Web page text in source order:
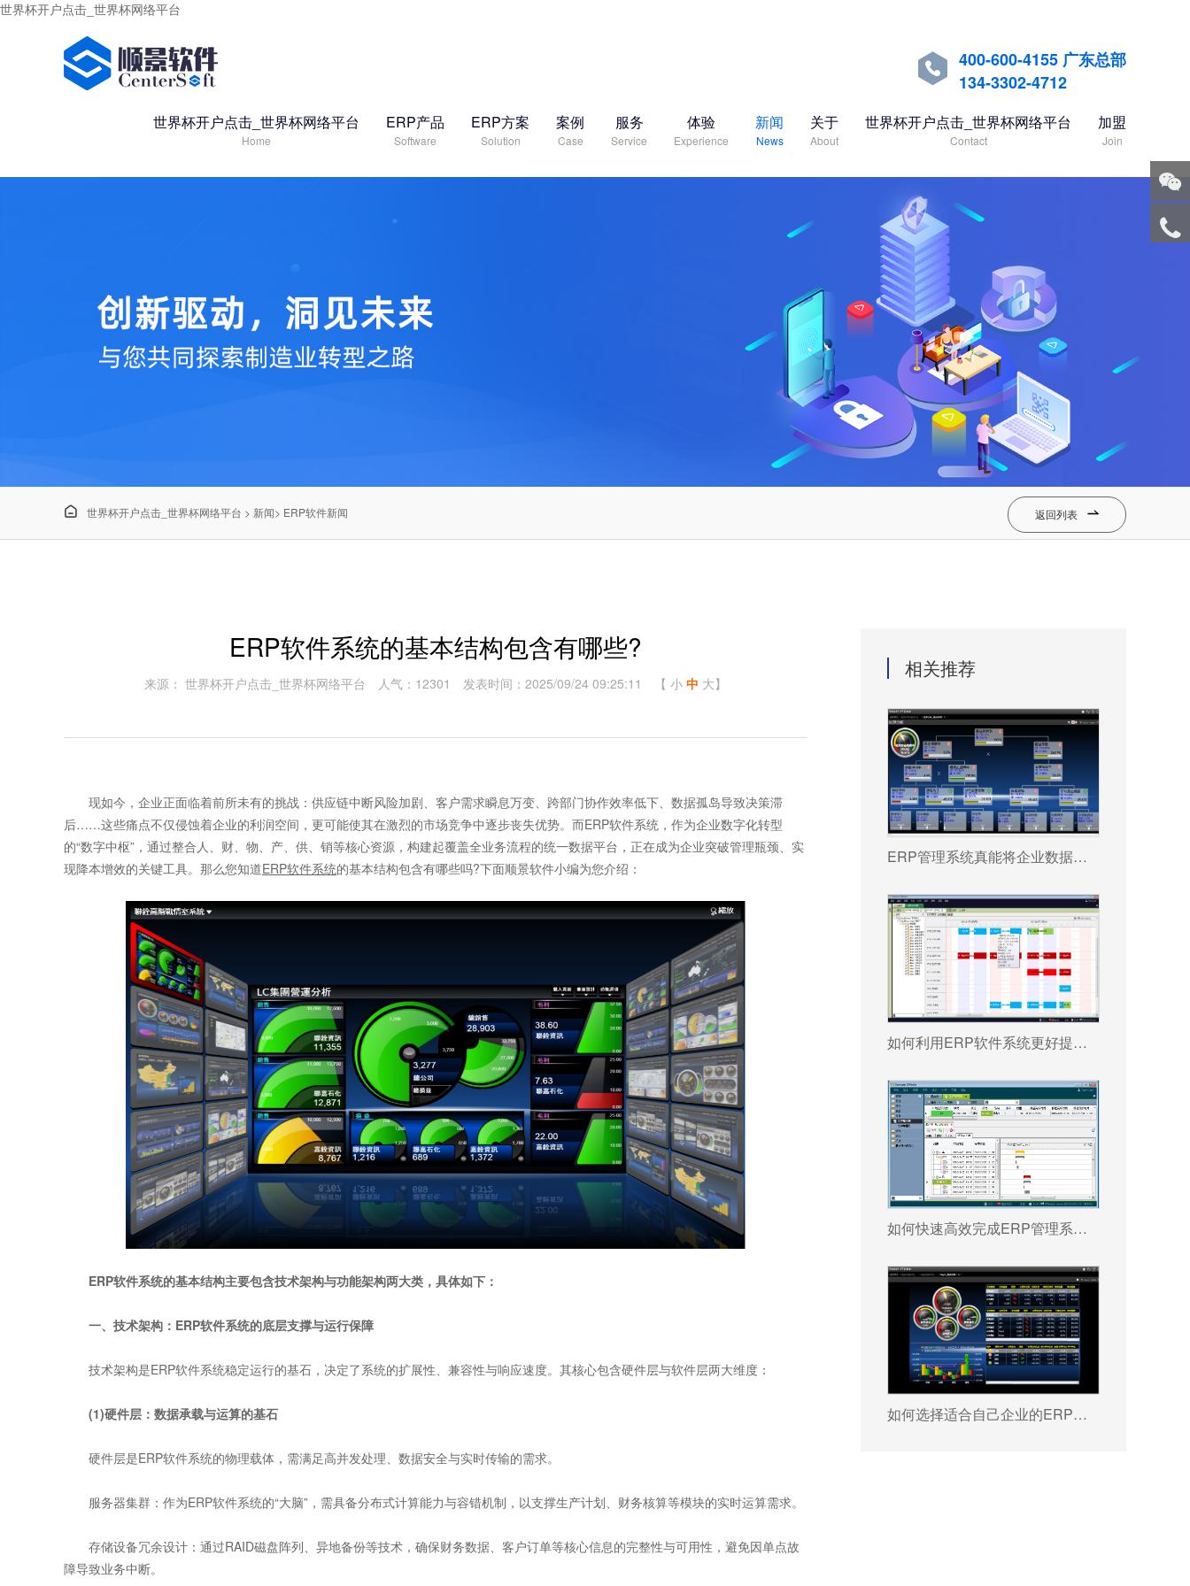
世界杯开户点击_世界杯网络平台

400-600-4155 广东总部
134-3302-4712
世界杯开户点击_世界杯网络平台
Home
ERP产品
Software
ERP方案
Solution
案例
Case
服务
Service
体验
Experience
新闻
News
关于
About
世界杯开户点击_世界杯网络平台
Contact
加盟
Join
 世界杯开户点击_世界杯网络平台 > 新闻> ERP软件新闻 返回列表 
ERP软件系统的基本结构包含有哪些?
来源： 世界杯开户点击_世界杯网络平台 人气：12301 发表时间：2025/09/24 09:25:11 【 小 中 大】
现如今，企业正面临着前所未有的挑战：供应链中断风险加剧、客户需求瞬息万变、跨部门协作效率低下、数据孤岛导致决策滞
后……这些痛点不仅侵蚀着企业的利润空间，更可能使其在激烈的市场竞争中逐步丧失优势。而ERP软件系统，作为企业数字化转型
的“数字中枢”，通过整合人、财、物、产、供、销等核心资源，构建起覆盖全业务流程的统一数据平台，正在成为企业突破管理瓶颈、实
现降本增效的关键工具。那么您知道ERP软件系统的基本结构包含有哪些吗?下面顺景软件小编为您介绍：
ERP软件系统的基本结构主要包含技术架构与功能架构两大类，具体如下：
一、技术架构：ERP软件系统的底层支撑与运行保障
技术架构是ERP软件系统稳定运行的基石，决定了系统的扩展性、兼容性与响应速度。其核心包含硬件层与软件层两大维度：
(1)硬件层：数据承载与运算的基石
硬件层是ERP软件系统的物理载体，需满足高并发处理、数据安全与实时传输的需求。
服务器集群：作为ERP软件系统的“大脑”，需具备分布式计算能力与容错机制，以支撑生产计划、财务核算等模块的实时运算需求。
存储设备冗余设计：通过RAID磁盘阵列、异地备份等技术，确保财务数据、客户订单等核心信息的完整性与可用性，避免因单点故
障导致业务中断。
相关推荐
ERP管理系统真能将企业数据转化为可执行决策吗?
如何利用ERP软件系统更好提升企业运营效率?
如何快速高效完成ERP管理系统配置?
如何选择适合自己企业的ERP软件?
微信